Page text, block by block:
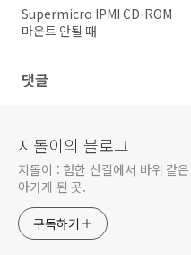
Supermicro IPMI CD-ROM
마운트 안될 때
댓글
지돌이의 블로그
지돌이 : 험한 산길에서 바위 같
아가게 된 곳.
구독하기